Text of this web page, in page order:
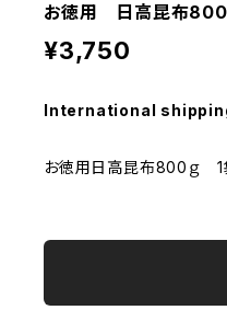
お徳用 日高昆布800
¥3,750
International
お徳用日高昆布800ｇ 1